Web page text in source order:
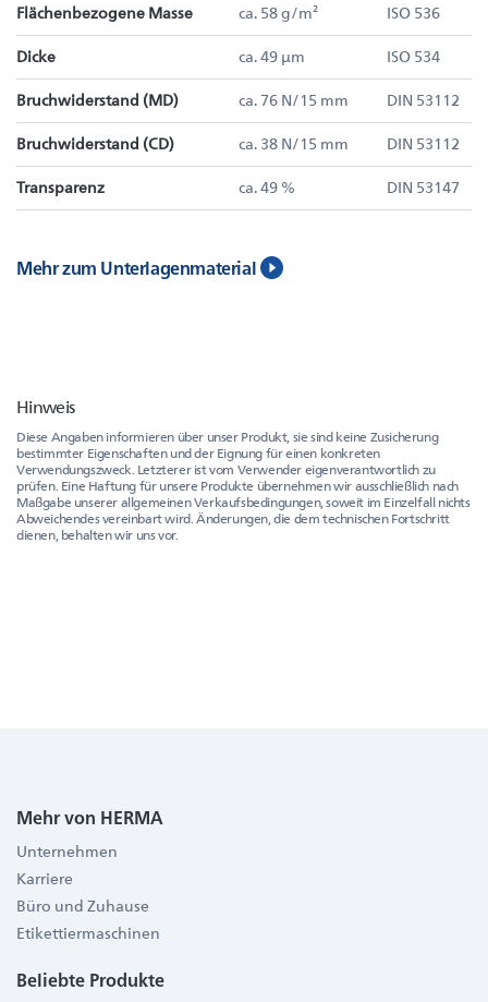
Flächenbezogene Masse ca. 58 g/m² ISO 536
Dicke ca. 49 µm ISO 534
Bruchwiderstand (MD) ca. 76 N/15 mm DIN 53112
Bruchwiderstand (CD) ca. 38 N/15 mm DIN 53112
Transparenz ca. 49 % DIN 53147
Mehr zum Unterlagenmaterial
Hinweis
Diese Angaben informieren über unser Produkt, sie sind keine Zusicherung
bestimmter Eigenschaften und der Eignung für einen konkreten
Verwendungszweck. Letzterer ist vom Verwender eigenverantwortlich zu
prüfen. Eine Haftung für unsere Produkte übernehmen wir ausschließlich nach
Maßgabe unserer allgemeinen Verkaufsbedingungen, soweit im Einzelfall nichts
Abweichendes vereinbart wird. Änderungen, die dem technischen Fortschritt
dienen, behalten wir uns vor.
Mehr von HERMA
Unternehmen
Karriere
Büro und Zuhause
Etikettiermaschinen
Beliebte Produkte